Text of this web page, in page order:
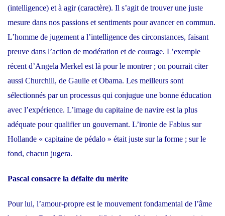
(intelligence) et à agir (caractère). Il s’agit de trouver une juste
mesure dans nos passions et sentiments pour avancer en commun.
L’homme de jugement a l’intelligence des circonstances, faisant
preuve dans l’action de modération et de courage. L’exemple
récent d’Angela Merkel est là pour le montrer ; on pourrait citer
aussi Churchill, de Gaulle et Obama. Les meilleurs sont
sélectionnés par un processus qui conjugue une bonne éducation
avec l’expérience. L’image du capitaine de navire est la plus
adéquate pour qualifier un gouvernant. L’ironie de Fabius sur
Hollande « capitaine de pédalo » était juste sur la forme ; sur le
fond, chacun jugera.
Pascal consacre la défaite du mérite
Pour lui, l’amour-propre est le mouvement fondamental de l’âme